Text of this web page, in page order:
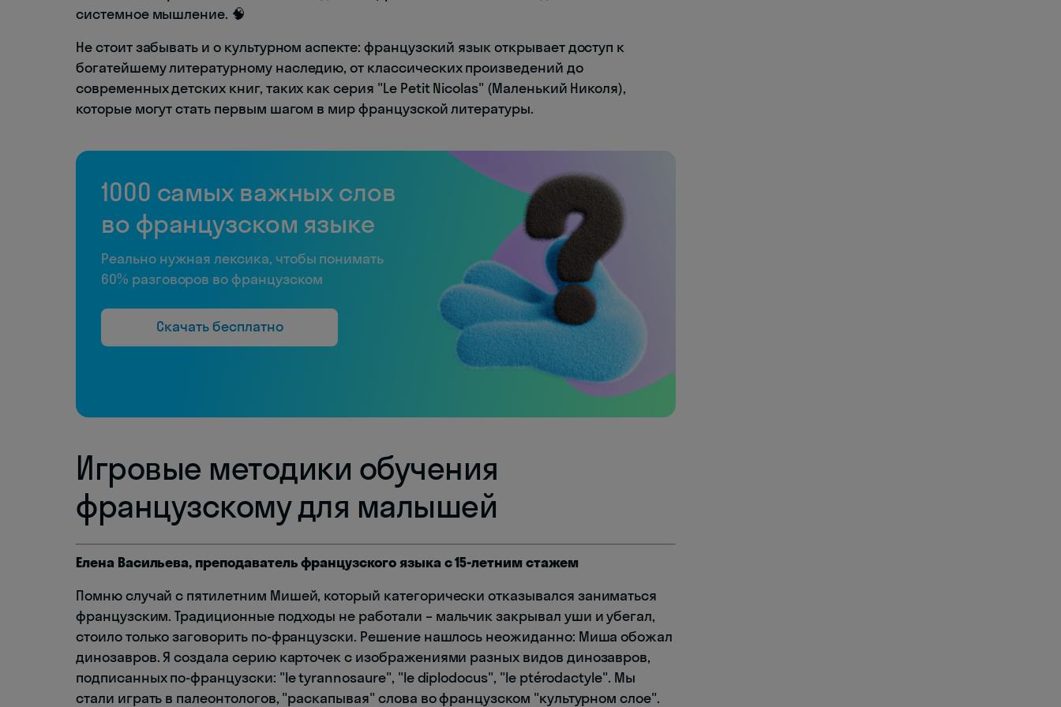
системное мышление. 🧠
Не стоит забывать и о культурном аспекте: французский язык открывает доступ к
богатейшему литературному наследию, от классических произведений до
современных детских книг, таких как серия "Le Petit Nicolas" (Маленький Николя),
которые могут стать первым шагом в мир французской литературы.
1000 самых важных слов
во французском языке
Реально нужная лексика, чтобы понимать
60% разговоров во французском
Скачать бесплатно
Игровые методики обучения
французскому для малышей
Елена Васильева, преподаватель французского языка с 15-летним стажем
Помню случай с пятилетним Мишей, который категорически отказывался заниматься
французским. Традиционные подходы не работали – мальчик закрывал уши и убегал,
стоило только заговорить по-французски. Решение нашлось неожиданно: Миша обожал
динозавров. Я создала серию карточек с изображениями разных видов динозавров,
подписанных по-французски: "le tyrannosaure", "le diplodocus", "le ptérodactyle". Мы
стали играть в палеонтологов, "раскапывая" слова во французском "культурном слое".